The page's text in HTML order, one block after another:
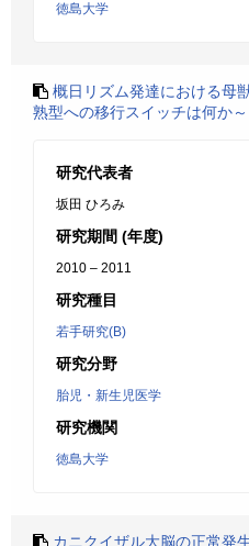
徳島大学
概日リズム発達における母
熟型への移行スイッチは何か～
研究代表者
坂田 ひろみ
研究期間 (年度)
2010 – 2011
研究種目
若手研究(B)
研究分野
胎児・新生児医学
研究機関
徳島大学
カニクイザル大脳の正常発